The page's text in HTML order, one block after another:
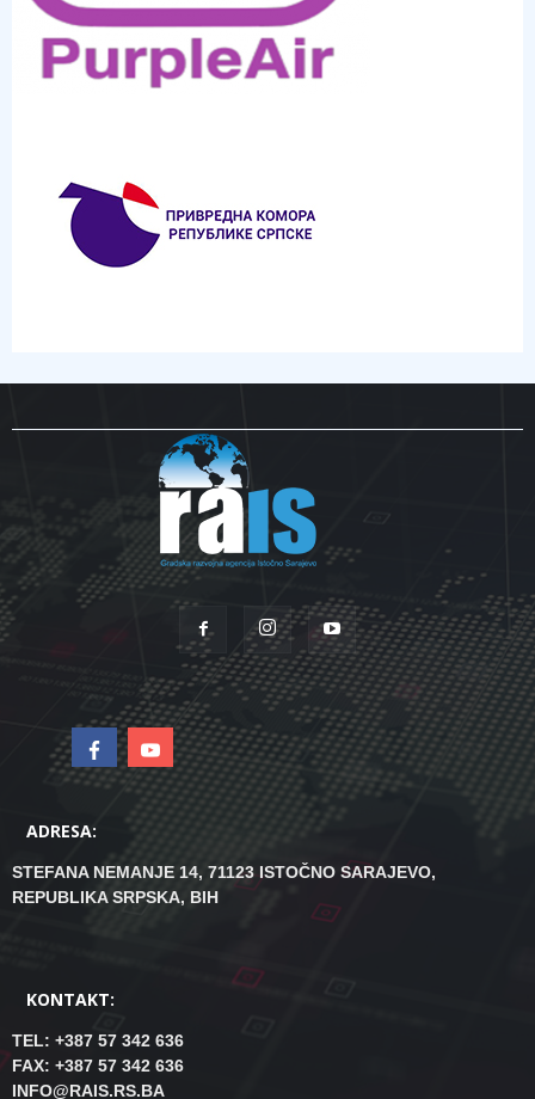
ADRESA:
STEFANA NEMANJE 14, 71123 ISTOČNO SARAJEVO,
REPUBLIKA SRPSKA, BIH
KONTAKT:
TEL: +387 57 342 636
FAX: +387 57 342 636
INFO@RAIS.RS.BA